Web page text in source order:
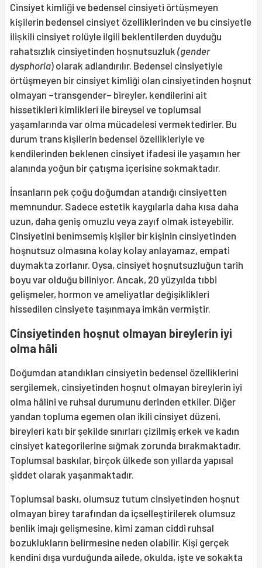
Cinsiyet kimliği ve bedensel cinsiyeti örtüșmeyen
kișilerin bedensel cinsiyet özelliklerinden ve bu cinsiyetle
ilișkili cinsiyet rolüyle ilgili beklentilerden duyduğu
rahatsızlık cinsiyetinden hoșnutsuzluk (gender
dysphoria) olarak adlandırılır. Bedensel cinsiyetiyle
örtüşmeyen bir cinsiyet kimliği olan cinsiyetinden hoşnut
olmayan –transgender– bireyler, kendilerini ait
hissetikleri kimlikleri ile bireysel ve toplumsal
yaşamlarında var olma mücadelesi vermektedirler. Bu
durum trans kişilerin bedensel özellikleriyle ve
kendilerinden beklenen cinsiyet ifadesi ile yaşamın her
alanında yoğun bir çatışma içerisine sokmaktadır.
İnsanların pek çoğu doğumdan atandığı cinsiyetten
memnundur. Sadece estetik kaygılarla daha kısa daha
uzun, daha geniş omuzlu veya zayıf olmak isteyebilir.
Cinsiyetini benimsemiş kişiler bir kişinin cinsiyetinden
hoşnutsuz olmasına kolay kolay anlayamaz, empati
duymakta zorlanır. Oysa, cinsiyet hoşnutsuzluğun tarih
boyu var olduğu biliniyor. Ancak, 20 yüzyılda tıbbi
gelişmeler, hormon ve ameliyatlar değişiklikleri
hissedilen cinsiyete taşınmaya imkân vermiştir.
Cinsiyetinden hoşnut olmayan bireylerin iyi
olma hâli
Doğumdan atandıkları cinsiyetin bedensel özelliklerini
sergilemek, cinsiyetinden hoşnut olmayan bireylerin iyi
olma hâlini ve ruhsal durumunu derinden etkiler. Diğer
yandan topluma egemen olan ikili cinsiyet düzeni,
bireyleri katı bir şekilde sınırları çizilmiş erkek ve kadın
cinsiyet kategorilerine sığmak zorunda bırakmaktadır.
Toplumsal baskılar, birçok ülkede son yıllarda yapısal
şiddet olarak yaşanmaktadır.
Toplumsal baskı, olumsuz tutum cinsiyetinden hoşnut
olmayan birey tarafından da içselleştirilerek olumsuz
benlik imajı gelişmesine, kimi zaman ciddi ruhsal
bozuklukların belirmesine neden olabilir. Kişi gerçek
kendini dışa vurduğunda ailede, okulda, işte ve sokakta